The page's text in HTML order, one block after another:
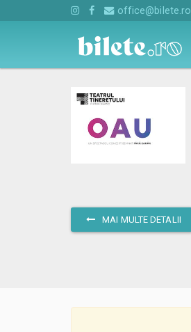
office@bilete.ro
MAI MULTE DETALII